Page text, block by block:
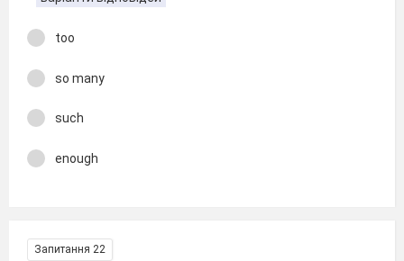
too
so many
such
enough
Запитання 22